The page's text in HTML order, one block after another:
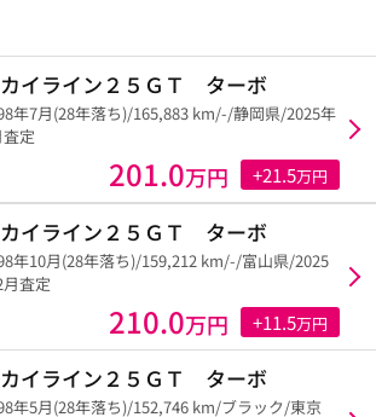
イライン２５ＧＴ ターボ
年7月(28年落ち)/165,883 km/-/静岡県/2025年
定
201.0万円 +21.5万円
イライン２５ＧＴ ターボ
年10月(28年落ち)/159,212 km/-/富山県/2025
査定
210.0万円 +11.5万円
イライン２５ＧＴ ターボ
年5月(28年落ち)/152,746 km/ブラック/東京